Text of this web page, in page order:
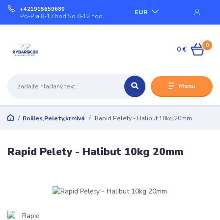
Menu
EUR
+421915659680
Po-Pia 8-17 hod.So 8-12 hod.
0
0 €
Boilies,Pelety,krmivá Rapid Pelety - Halibut 10kg 20mm
Rapid Pelety - Halibut 10kg 20mm